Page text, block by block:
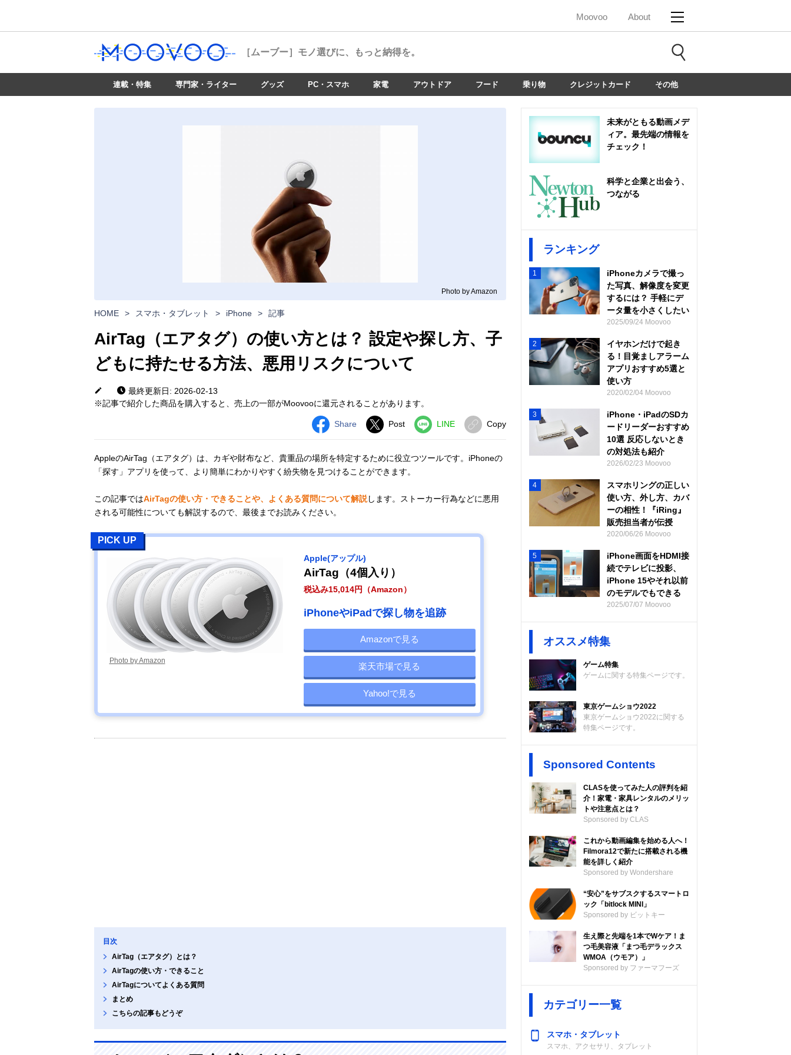
Moovoo About
［ムーブー］ モノ選びに、もっと納得を。
連載・特集 専門家・ライター グッズ PC・スマホ 家電 アウトドア フード 乗り物 クレジットカード その他
Photo by Amazon
HOME > スマホ・タブレット > iPhone > 記事
AirTag（エアタグ）の使い方とは？ 設定や探し方、子
どもに持たせる方法、悪用リスクについて
最終更新日: 2026-02-13
※記事で紹介した商品を購入すると、売上の一部がMoovooに還元されることがあります。
Share Post LINE Copy
AppleのAirTag（エアタグ）は、カギや財布など、貴重品の場所を特定するために役立つツールです。iPhoneの
「探す」アプリを使って、より簡単にわかりやすく紛失物を見つけることができます。
この記事ではAirTagの使い方・できることや、よくある質問について解説します。ストーカー行為などに悪用
される可能性についても解説するので、最後までお読みください。
PICK UP
Photo by Amazon
Apple(アップル)
AirTag（4個入り）
税込み15,014円（Amazon）
iPhoneやiPadで探し物を追跡
Amazonで見る
楽天市場で見る
Yahoo!で見る
目次
AirTag（エアタグ）とは？
AirTagの使い方・できること
AirTagについてよくある質問
まとめ
こちらの記事もどうぞ
未来がともる動画メデ
ィア。最先端の情報を
チェック！
科学と企業と出会う、
つながる
ランキング
1
iPhoneカメラで撮っ
た写真、解像度を変更
するには？ 手軽にデ
ータ量を小さくしたい
2025/09/24 Moovoo
2
イヤホンだけで起き
る！目覚ましアラーム
アプリおすすめ5選と
使い方
2020/02/04 Moovoo
3
iPhone・iPadのSDカ
ードリーダーおすすめ
10選 反応しないとき
の対処法も紹介
2026/02/23 Moovoo
4
スマホリングの正しい
使い方、外し方、カバ
ーの相性！『iRing』
販売担当者が伝授
2020/06/26 Moovoo
5
iPhone画面をHDMI接
続でテレビに投影、
iPhone 15やそれ以前
のモデルでもできる
2025/07/07 Moovoo
オススメ特集
ゲーム特集
ゲームに関する特集ページです。
東京ゲームショウ2022
東京ゲームショウ2022に関する
特集ページです。
Sponsored Contents
CLASを使ってみた人の評判を紹
介！家電・家具レンタルのメリッ
トや注意点とは？
Sponsored by CLAS
これから動画編集を始める人へ！
Filmora12で新たに搭載される機
能を詳しく紹介
Sponsored by Wondershare
“安心”をサブスクするスマートロ
ック「bitlock MINI」
Sponsored by ビットキー
生え際と先端を1本でWケア！ま
つ毛美容液「まつ毛デラックス
WMOA（ウモア）」
Sponsored by ファーマフーズ
カテゴリー一覧
スマホ・タブレット
スマホ、アクセサリ、タブレット